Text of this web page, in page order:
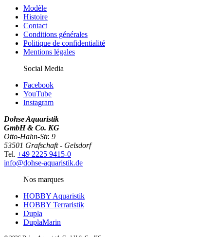
Modèle
Histoire
Contact
Conditions générales
Politique de confidentialité
Mentions légales
Social Media
Facebook
YouTube
Instagram
Dohse Aquaristik
GmbH & Co. KG
Otto-Hahn-Str. 9
53501 Grafschaft - Gelsdorf
Tel. +49 2225 9415-0
info@dohse-aquaristik.de
Nos marques
HOBBY Aquaristik
HOBBY Terraristik
Dupla
DuplaMarin